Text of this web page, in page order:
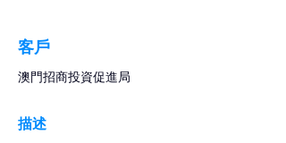
客戶
澳門招商投資促進局
描述